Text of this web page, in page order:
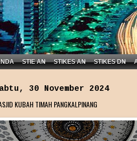
STIE AN STIKES AN STIKES DN
30 November 2024
KUBAH TIMAH PANGKALPINANG